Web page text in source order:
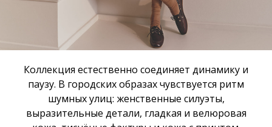
Коллекция естественно соединяет динамику и
паузу. В городских образах чувствуется ритм
шумных улиц: женственные силуэты,
выразительные детали, гладкая и велюровая